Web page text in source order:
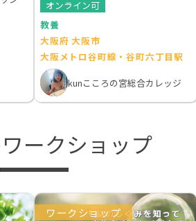
オンライン可
教養
大阪府 大阪市
大阪メトロ谷町線・谷町六丁目駅
kunこころの宮総合カレッジ
ークショップ
ワークショップ